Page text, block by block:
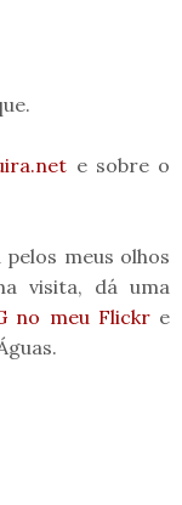
e sobre o
meus olhos
visita, dá uma
no meu Flickre